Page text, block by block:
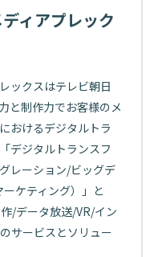
ィアプレック
ックスはテレビ朝日
と制作力でお客様のメ
おけるデジタルトラ
デジタルトランスフ
レーション/ビッグデ
ケティング）」と
/データ放送/VR/イン
サービスとソリュー